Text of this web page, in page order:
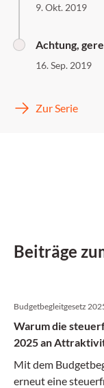
9. Okt. 2019
Achtung,
16. Sep. 2019
Zur Serie
Beiträge
Budgetbegleitgesetz
Warum die
2025 an
Mit dem
erneut eine